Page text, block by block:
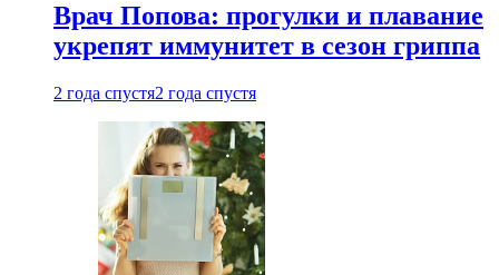
Врач Попова: прогулки и плавание
укрепят иммунитет в сезон гриппа
2 года спустя2 года спустя